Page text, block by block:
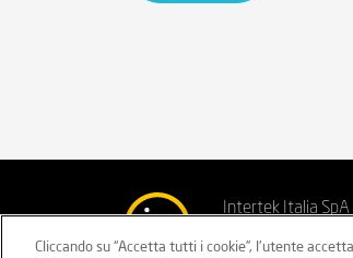
Intertek Italia
Privacy sito
Cliccando su “Accetta tutti i cookie”, l'utente